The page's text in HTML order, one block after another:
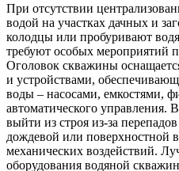
При отсутствии
водой на участках дачных и
колодцы или пробуривают
требуют особых мероприятий
Оголовок скважины
и устройствами,
воды – насосами, емкостями,
автоматического управления.
выйти из строя из-за
дождевой или поверхностной
механических воздействий.
оборудования водяной